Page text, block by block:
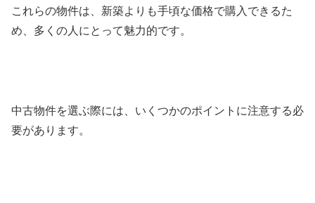
これらの物件は、新築よりも手頃な価格で購入できるた
め、多くの人にとって魅力的です。
中古物件を選ぶ際には、いくつかのポイントに注意する必
要があります。